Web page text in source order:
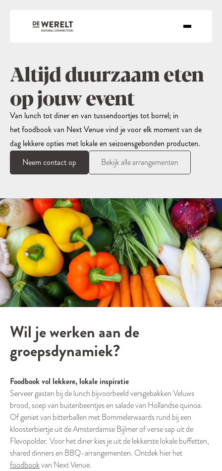
Altijd duurzaam eten
op jouw event
Van lunch tot diner en van tussendoortjes tot borrel; in
het foodbook van Next Venue vind je voor elk moment van de
dag lekkere opties met lokale en seizoensgebonden producten.
Neem contact op
Bekijk alle arrangementen
Wil je werken aan de
groepsdynamiek?
Foodbook vol lekkere, lokale inspiratie
Serveer gasten bij de lunch bijvoorbeeld versgebakken Veluws
brood, soep van buitenbeentjes en salade van Hollandse quinoa.
Of geniet van bitterballen met Bommelerwaards rund bij een
kloosterbiertje uit de Amsterdamse Bijlmer of verse sap uit de
Flevopolder. Voor het diner kies je uit de lekkerste lokale buffetten,
shared dinners en BBQ-arrangementen. Ontdek hier het
foodbookvan Next Venue.